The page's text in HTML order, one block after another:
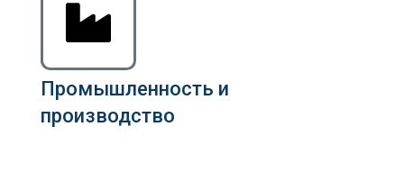
Промышленность и
производство